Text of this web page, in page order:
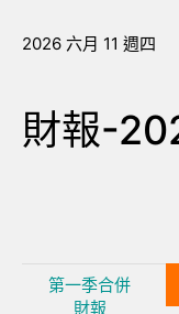
2026 六月 11 週四
財報-
第一季合併
財報